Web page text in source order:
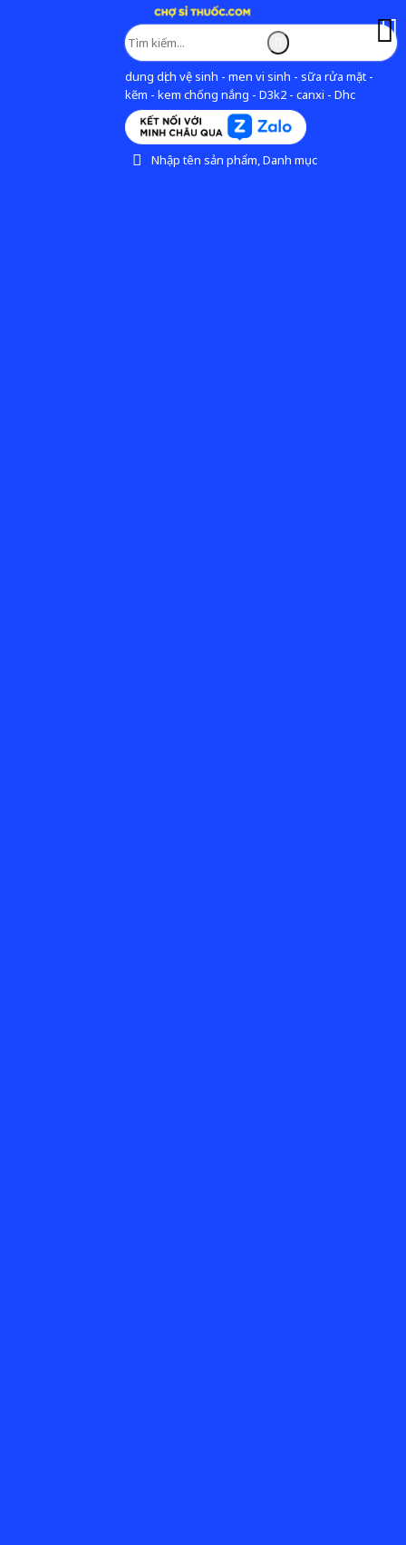
dung dịch vệ sinh - men vi sinh - sữa rửa mặt -
kẽm - kem chống nắng - D3k2 - canxi - Dhc
Nhập tên sản phẩm, Danh mục